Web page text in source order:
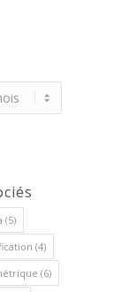
(5)
(4)
(6)